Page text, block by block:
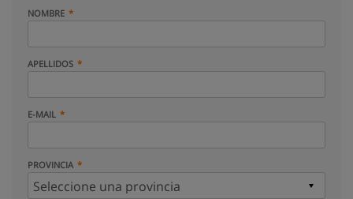
NOMBRE
APELLIDOS
E-MAIL
PROVINCIA